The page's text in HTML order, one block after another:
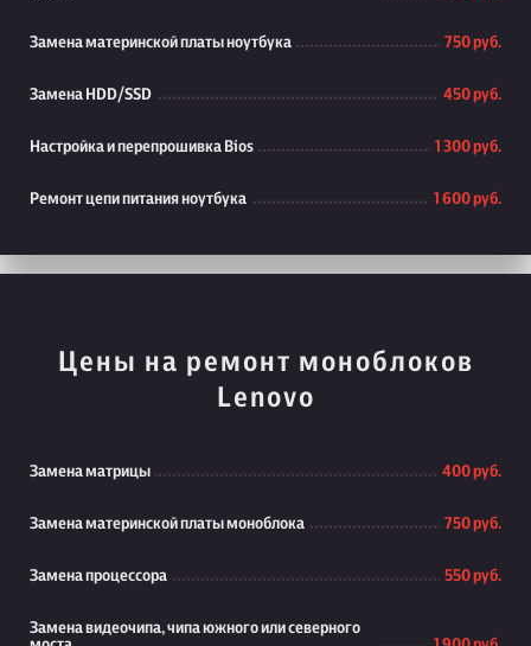
Замена материнской платы ноутбука 750 руб.
Замена HDD/SSD 450 руб.
Настройка и перепрошивка Bios 1 300 руб.
Ремонт цепи питания ноутбука 1 600 руб.
Цены на ремонт моноблоков
Lenovo
Замена матрицы 400 руб.
Замена материнской платы моноблока 750 руб.
Замена процессора 550 руб.
Замена видеочипа, чипа южного или северного